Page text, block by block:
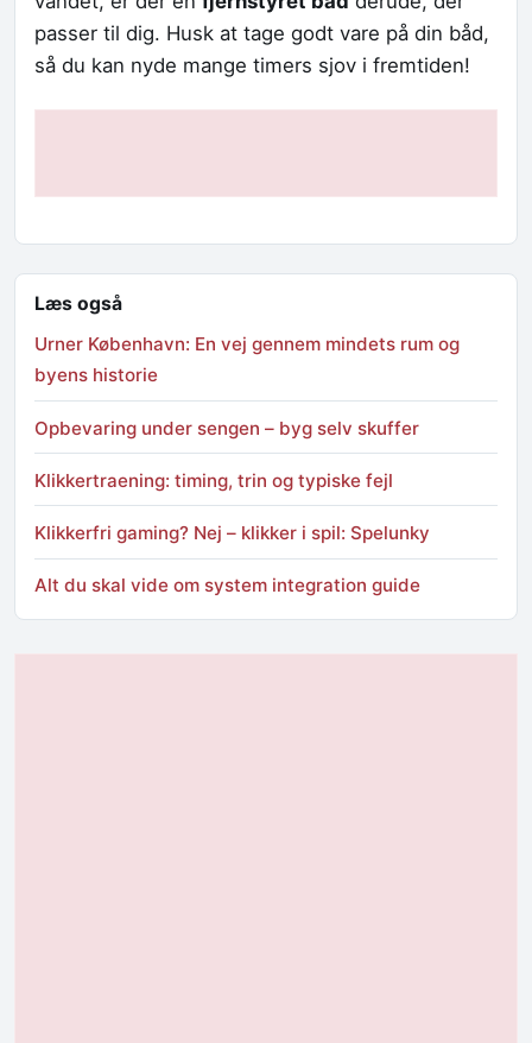
passer til dig. Husk at tage godt vare på din båd,
så du kan nyde mange timers sjov i fremtiden!
Læs også
Urner København: En vej gennem mindets rum og
byens historie
Opbevaring under sengen – byg selv skuffer
Klikkertraening: timing, trin og typiske fejl
Klikkerfri gaming? Nej – klikker i spil: Spelunky
Alt du skal vide om system integration guide